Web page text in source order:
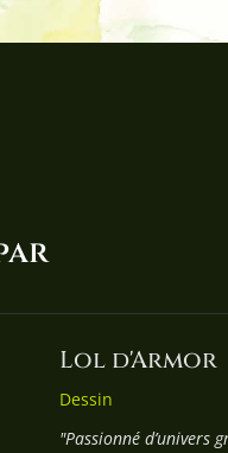
Lol d'Armor
Dessin
"Passionné d’univers